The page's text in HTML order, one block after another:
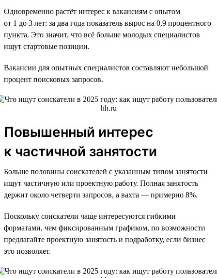
Одновременно растёт интерес к вакансиям с опытом
от 1 до 3 лет: за два года показатель вырос на 0,9 процентного
пункта. Это значит, что всё больше молодых специалистов
ищут стартовые позиции.
Вакансии для опытных специалистов составляют небольшой
процент поисковых запросов.
Повышенный интерес
к частичной занятости
Больше половины соискателей с указанным типом занятости
ищут частичную или проектную работу. Полная занятость
держит около четверти запросов, а вахта — примерно 8%.
Поскольку соискатели чаще интересуются гибкими
форматами, чем фиксированным графиком, по возможности
предлагайте проектную занятость и подработку, если бизнес
это позволяет.